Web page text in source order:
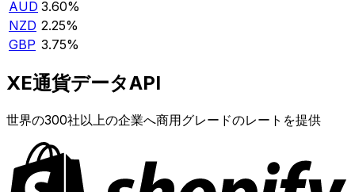
AUD 3.60%
NZD 2.25%
GBP 3.75%
XE通貨データAPI
世界の300社以上の企業へ商用グレードのレートを提供